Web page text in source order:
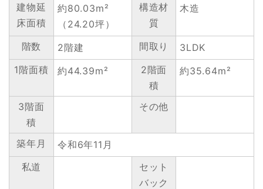
建物延
床面積
約80.03m²
（24.20坪）
構造材
質
木造
階数 2階建 間取り
3LDK
1階面積
約44.39m²
2階面
積
約35.64m²
3階面
積
その他
築年月
令和6年11月
私道
セット
バック